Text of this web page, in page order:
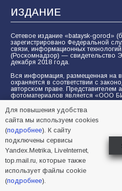
ИЗДАНИЕ
Сетевое издание «bataysk-gorod»
зарегистрировано Федеральной
связи, информационных
(Роскомнадзор) — свидетельство
декабря 2018 года.
Вся информация, размещенная на
охраняется в соответствии с
авторском праве. Представителем
фотоматериалов является «ООО
частичное воспроизведение
www.bataysk-gorod.ru запрещается.
соблюдать морально-этические
комментариев, вопросов,
форуме.
Политика конфиденциальности и
Согласие на обработку
сервисов Yandex.Metrika,
© 2005-2026 БИА «ВПЕРЕД»
Для повышения удобства
сайта мы используем cookies
(подробнее). К сайту
подключены сервисы
Yandex.Metrika, LiveInternet,
top.mail.ru, которые также
использует файлы cookie
(подробнее).